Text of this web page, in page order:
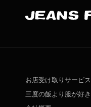
お店受け取りサービス
三度の飯より服が好き